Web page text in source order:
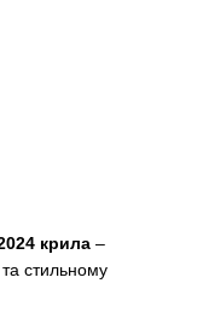
крила –
та стильному